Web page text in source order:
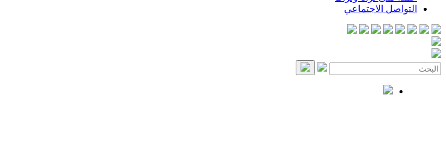
التواصل الاجتماعي